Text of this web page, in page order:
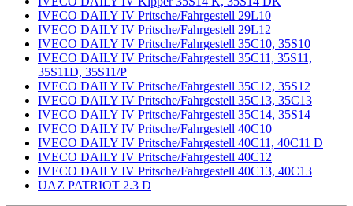
IVECO DAILY IV Pritsche/Fahrgestell 29L10
IVECO DAILY IV Pritsche/Fahrgestell 29L12
IVECO DAILY IV Pritsche/Fahrgestell 35C10, 35S10
IVECO DAILY IV Pritsche/Fahrgestell 35C11, 35S11,
35S11D, 35S11/P
IVECO DAILY IV Pritsche/Fahrgestell 35C12, 35S12
IVECO DAILY IV Pritsche/Fahrgestell 35C13, 35C13
IVECO DAILY IV Pritsche/Fahrgestell 35C14, 35S14
IVECO DAILY IV Pritsche/Fahrgestell 40C10
IVECO DAILY IV Pritsche/Fahrgestell 40C11, 40C11 D
IVECO DAILY IV Pritsche/Fahrgestell 40C12
IVECO DAILY IV Pritsche/Fahrgestell 40C13, 40C13
UAZ PATRIOT 2.3 D